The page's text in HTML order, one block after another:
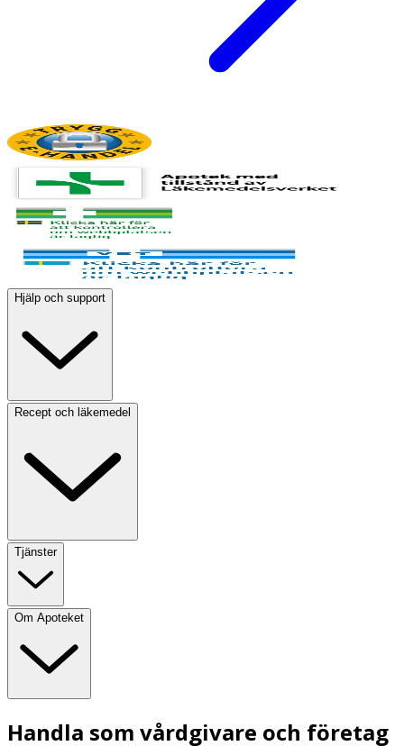
Hjälp och support
Recept och läkemedel
Tjänster
Om Apoteket
Handla som vårdgivare och företag